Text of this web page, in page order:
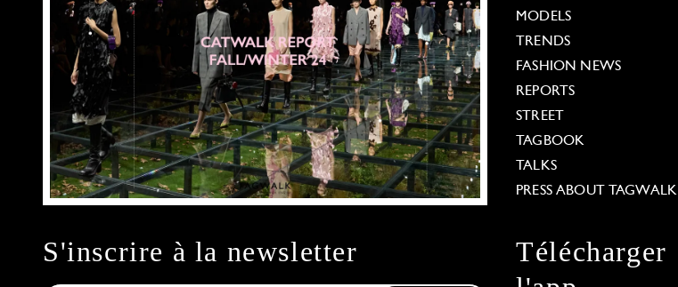
MODELS
TRENDS
FASHION NEWS
REPORTS
STREET
TAGBOOK
TALKS
PRESS ABOUT TAGWALK
S'inscrire à la newsletter
Télécharger